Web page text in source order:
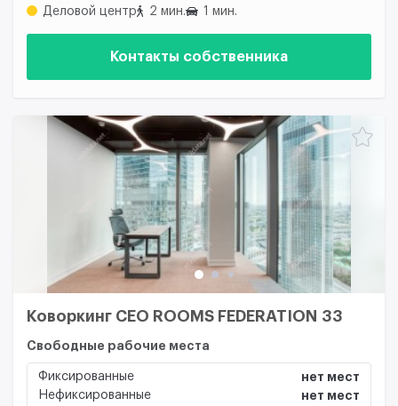
Деловой центр
2 мин. 1 мин.
Контакты собственника
Коворкинг CEO ROOMS FEDERATION 33
Свободные рабочие места
Фиксированные
нет мест
Нефиксированные
нет мест